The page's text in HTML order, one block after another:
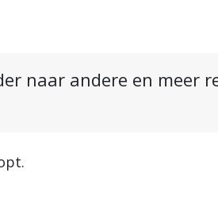
naar andere en meer